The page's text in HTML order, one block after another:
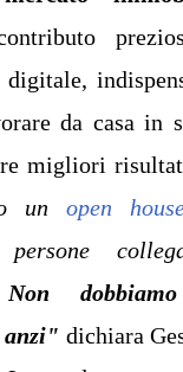
digitale,
da casa in
migliori
un open
Non
anzi" dichiara